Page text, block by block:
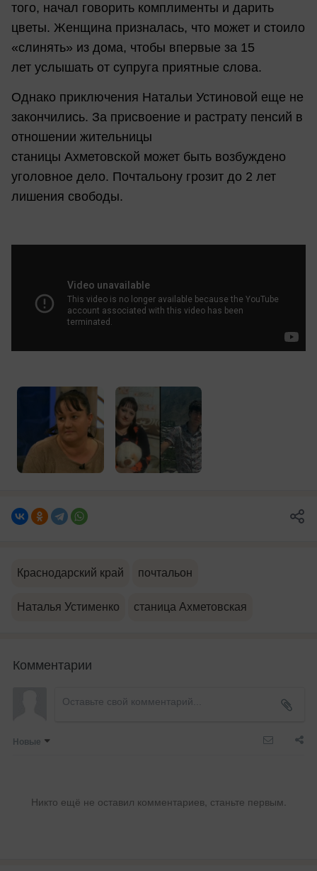
того, начал говорить комплименты и дарить
цветы. Женщина призналась, что может и стоило
«слинять» из дома, чтобы впервые за 15
лет услышать от супруга приятные слова.
Однако приключения Натальи Устиновой еще не
закончились. За присвоение и растрату пенсий в
отношении жительницы
станицы Ахметовской может быть возбуждено
уголовное дело. Почтальону грозит до 2 лет
лишения свободы.
Краснодарский край почтальон
Наталья Устименко станица Ахметовская
Комментарии
Новые
Никто ещё не оставил комментариев, станьте первым.